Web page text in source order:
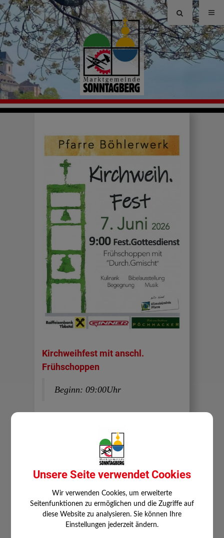
Site
search
toggle
Kirchweihfest mit anschl.
Frühschoppen
Beginn: 09:00Uhr
Pfarre Böhlerwerk
Unsere Seite verwendet Cookies
Wir verwenden Cookies, um erweiterte
Seitenfunktionen zu ermöglichen und die Zugriffe auf
diese Website zu analysieren. Sie können Ihre
Einstellungen jederzeit ändern.